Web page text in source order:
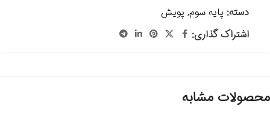
دسته: پایه سوم, پویش
اشتراک گذاری:
محصولات مشابه